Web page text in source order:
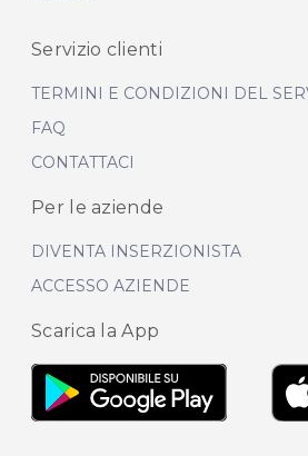
Servizio clienti
TERMINI E CONDIZIONI DEL
FAQ
CONTATTACI
Per le aziende
DIVENTA INSERZIONISTA
ACCESSO AZIENDE
Scarica la App